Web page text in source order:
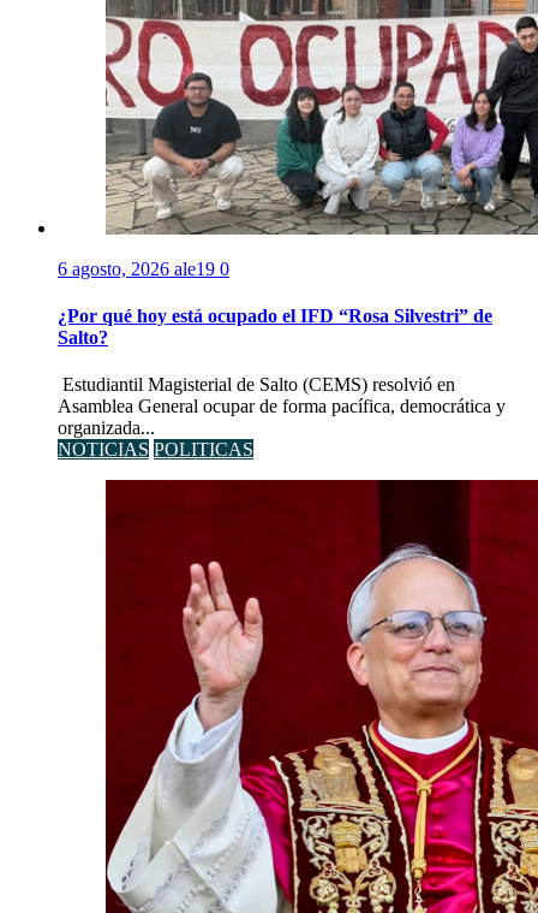
6 agosto, 2026 ale19 0
¿Por qué hoy está ocupado el IFD “Rosa Silvestri” de
Salto?
Estudiantil Magisterial de Salto (CEMS) resolvió en
Asamblea General ocupar de forma pacífica, democrática y
organizada...
NOTICIAS POLITICAS